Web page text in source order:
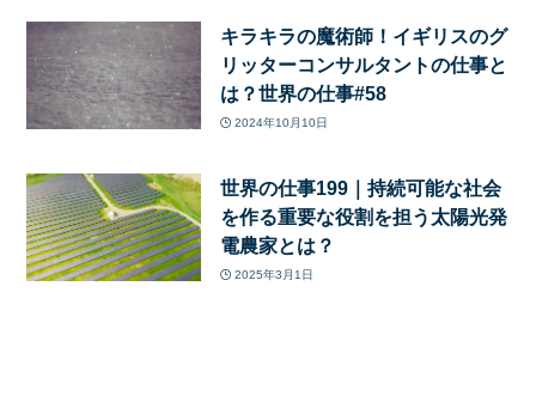
キラキラの魔術師！イギリスのグ
リッターコンサルタントの仕事と
は？世界の仕事#58
2024年10月10日
世界の仕事199｜持続可能な社会
を作る重要な役割を担う太陽光発
電農家とは？
2025年3月1日